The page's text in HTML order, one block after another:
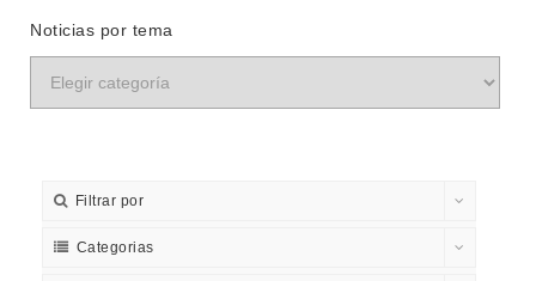
Noticias por tema
Filtrar por
Categorias